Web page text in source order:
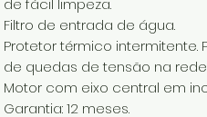
de fácil limpeza.
Filtro de entrada de água.
Protetor térmico
de quedas de tensão na
Motor com eixo central em
Garantia: 12 meses.